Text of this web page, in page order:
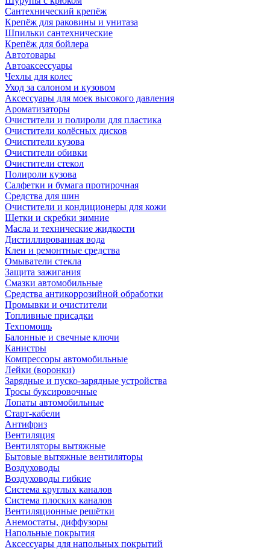
Сантехнический крепёж
Крепёж для раковины и унитаза
Шпильки сантехнические
Крепёж для бойлера
Автотовары
Автоаксессуары
Чехлы для колес
Уход за салоном и кузовом
Аксессуары для моек высокого давления
Ароматизаторы
Очистители и полироли для пластика
Очистители колёсных дисков
Очистители кузова
Очистители обивки
Очистители стекол
Полироли кузова
Салфетки и бумага протирочная
Средства для шин
Очистители и кондиционеры для кожи
Щетки и скребки зимние
Масла и технические жидкости
Дистиллированная вода
Клеи и ремонтные средства
Омыватели стекла
Защита зажигания
Смазки автомобильные
Средства антикоррозийной обработки
Промывки и очистители
Топливные присадки
Техпомощь
Балонные и свечные ключи
Канистры
Компрессоры автомобильные
Лейки (воронки)
Зарядные и пуско-зарядные устройства
Тросы буксировочные
Лопаты автомобильные
Старт-кабели
Антифриз
Вентиляция
Вентиляторы вытяжные
Бытовые вытяжные вентиляторы
Воздуховоды
Воздуховоды гибкие
Система круглых каналов
Система плоских каналов
Вентиляционные решётки
Анемостаты, диффузоры
Напольные покрытия
Аксессуары для напольных покрытий